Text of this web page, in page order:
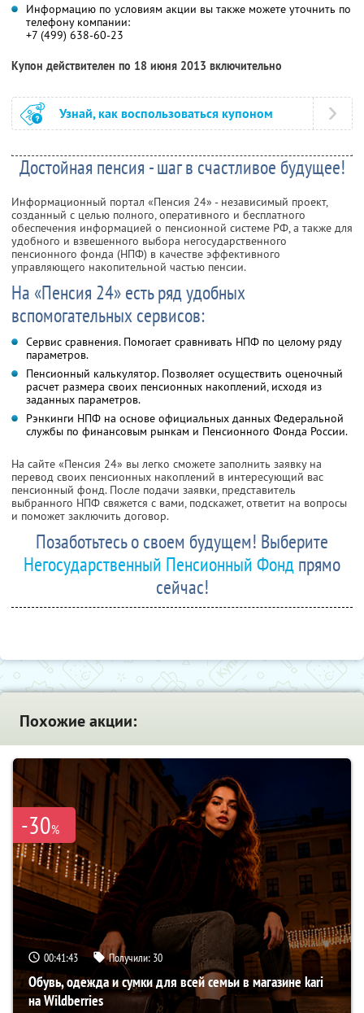
Информацию по условиям акции вы также можете уточнить по
телефону компании:
+7 (499) 638-60-23
Купон действителен по 18 июня 2013 включительно
Узнай, как воспользоваться купоном
Достойная пенсия - шаг в счастливое будущее!
Информационный портал «Пенсия 24» - независимый проект,
созданный с целью полного, оперативного и бесплатного
обеспечения информацией о пенсионной системе РФ, а также для
удобного и взвешенного выбора негосударственного
пенсионного фонда (НПФ) в качестве эффективного
управляющего накопительной частью пенсии.
На «Пенсия 24» есть ряд удобных
вспомогательных сервисов:
Сервис сравнения. Помогает сравнивать НПФ по целому ряду
параметров.
Пенсионный калькулятор. Позволяет осуществить оценочный
расчет размера своих пенсионных накоплений, исходя из
заданных параметров.
Рэнкинги НПФ на основе официальных данных Федеральной
службы по финансовым рынкам и Пенсионного Фонда России.
На сайте «Пенсия 24» вы легко сможете заполнить заявку на
перевод своих пенсионных накоплений в интересующий вас
пенсионный фонд. После подачи заявки, представитель
выбранного НПФ свяжется с вами, подскажет, ответит на вопросы
и поможет заключить договор.
Позаботьтесь о своем будущем! Выберите
Негосударственный Пенсионный Фондпрямо
сейчас!
Похожие акции:
-30%
00:41:43 Получили: 30
Обувь, одежда и сумки для всей семьи в магазине kari
на Wildberries